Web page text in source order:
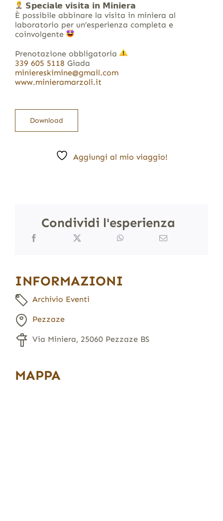
𝗦𝗽𝗲𝗰𝗶𝗮𝗹𝗲 𝘃𝗶𝘀𝗶𝘁𝗮 𝗶𝗻 𝗠𝗶𝗻𝗶𝗲𝗿𝗮
È possibile abbinare la visita in miniera al
laboratorio per un’esperienza completa e
coinvolgente
Prenotazione obbligatoria
339 605 5118 Giada
miniereskimine@gmail.com
www.minieramarzoli.it
Download
Aggiungi al mio viaggio!
Condividi l'esperienza
INFORMAZIONI
Archivio Eventi
Pezzaze
Via Miniera, 25060 Pezzaze BS
MAPPA